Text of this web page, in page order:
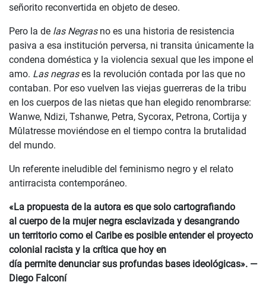
señorito reconvertida en objeto de deseo.
Pero la de las Negrasno es una historia de resistencia
pasiva a esa institución perversa, ni transita únicamente la
condena doméstica y la violencia sexual que les impone el
amo. Las negrases la revolución contada por las que no
contaban. Por eso vuelven las viejas guerreras de la tribu
en los cuerpos de las nietas que han elegido renombrarse:
Wanwe, Ndizi, Tshanwe, Petra, Sycorax, Petrona, Cortija y
Mûlatresse moviéndose en el tiempo contra la brutalidad
del mundo.
Un referente ineludible del feminismo negro y el relato
antirracista contemporáneo.
«La propuesta de la autora es que solo cartografiando
al cuerpo de la mujer negra esclavizada y desangrando
un territorio como el Caribe es posible entender el proyecto
colonial racista y la crítica que hoy en
día permite denunciar sus profundas bases ideológicas». —
Diego Falconí